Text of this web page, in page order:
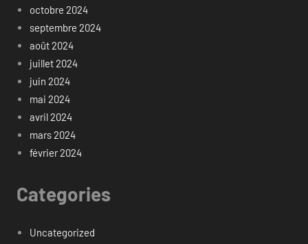
octobre 2024
septembre 2024
août 2024
juillet 2024
juin 2024
mai 2024
avril 2024
mars 2024
février 2024
Categories
Uncategorized